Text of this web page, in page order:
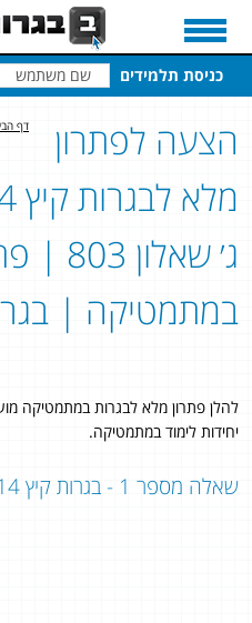
כניסת תלמידים
דף
הצעה לפתרון
ג׳
במתמטיקה |
יחידות לימוד במתמטיקה.
שאלה מספר 1 - בגרות קיץ 2014 מועד ג׳ שאלון 803: